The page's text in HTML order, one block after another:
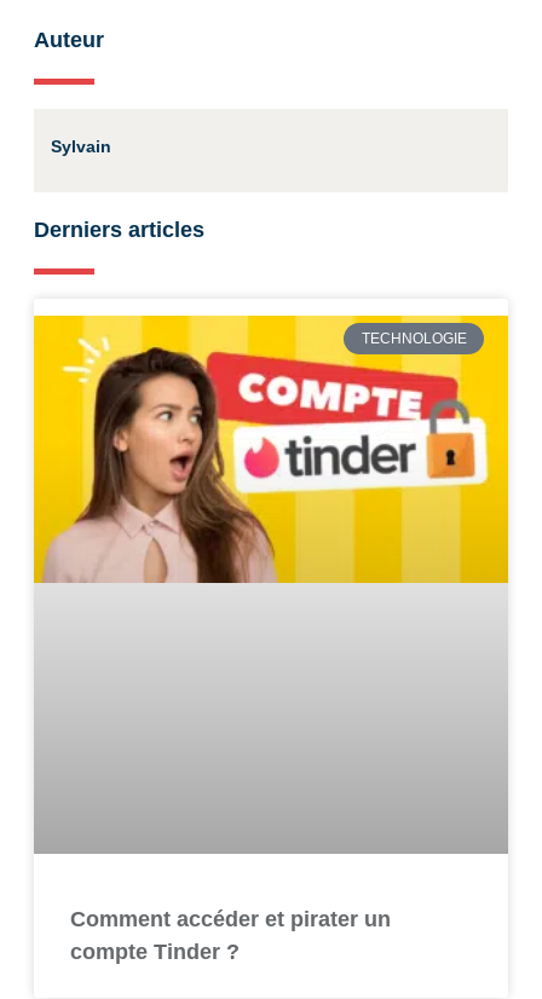
Auteur
Sylvain
Derniers articles
TECHNOLOGIE
Comment accéder et pirater un
compte Tinder ?